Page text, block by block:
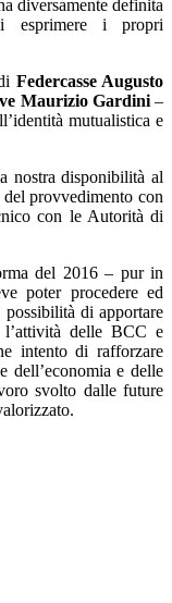
diversamente definita
esprimere i propri
Federcasse Augusto
Maurizio Gardini –
mutualistica e
nostra disponibilità al
provvedimento con
con le Autorità di
del 2016 – pur in
poter procedere ed
possibilità di apportare
delle BCC e
intento di rafforzare
dell’economia e delle
svolto dalle future